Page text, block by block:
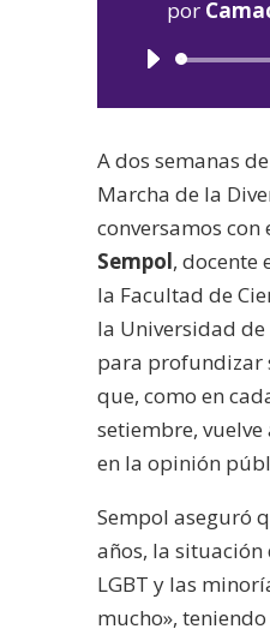
por
A dos semanas
Marcha de la
conversamos con
Sempol, docente
la Facultad de
la Universidad
para profundizar
que, como en
setiembre,
en la opinión
Sempol aseguró
años, la situación
LGBT y las
mucho»,